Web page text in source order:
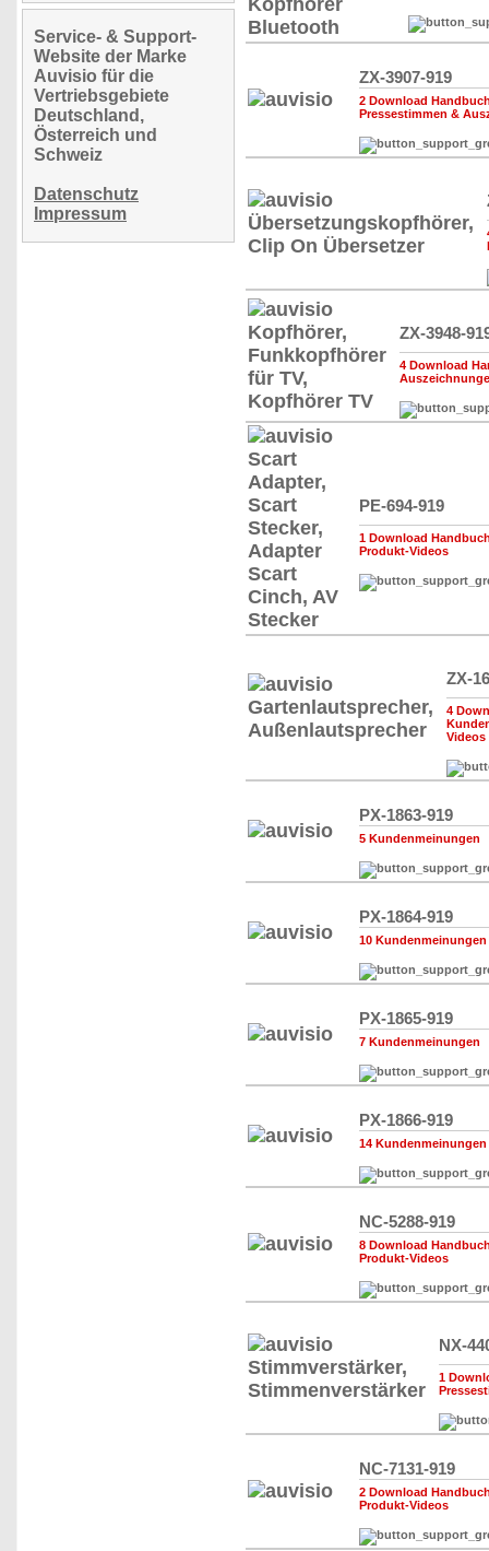
Service- & Support-
Website der Marke
Auvisio für die
Vertriebsgebiete
Deutschland,
Österreich und
Schweiz
Datenschutz
Impressum
ZX-3907-919
2 Download
Pressestimmen &
ZX-3948-
4 Download
PE-694-919
1 Download
Produkt-Videos
ZX-
4
Videos
PX-1863-919
5 Kundenmeinungen
PX-1864-919
10 Kundenmeinungen
PX-1865-919
7 Kundenmeinungen
PX-1866-919
14 Kundenmeinungen
NC-5288-919
8 Download
Produkt-Videos
NX-
1
NC-7131-919
2 Download
Produkt-Videos